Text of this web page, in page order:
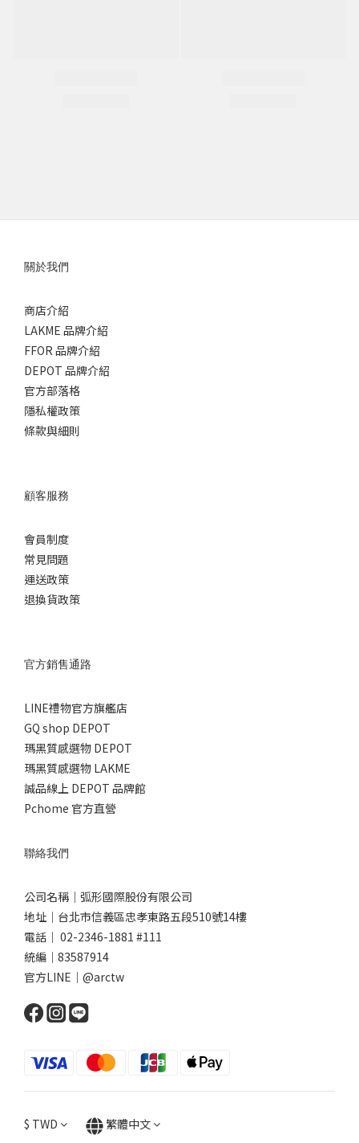
關於我們
商店介紹
LAKME 品牌介紹
FFOR 品牌介紹
DEPOT 品牌介紹
官方部落格
隱私權政策
條款與細則
顧客服務
會員制度
常見問題
運送政策
退換貨政策
官方銷售通路
LINE禮物官方旗艦店
GQ shop DEPOT
瑪黑質感選物 DEPOT
瑪黑質感選物 LAKME
誠品線上 DEPOT 品牌館
Pchome 官方直營
聯絡我們
公司名稱｜弧形國際股份有限公司
地址｜台北市信義區忠孝東路五段510號14樓
電話｜ 02-2346-1881 #111
統編｜83587914
官方LINE｜@arctw
$ TWD 繁體中文